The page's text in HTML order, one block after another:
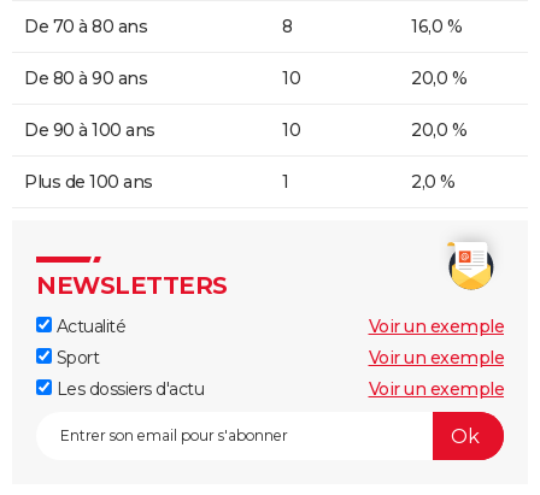
De 70 à 80 ans 8 16,0 %
De 80 à 90 ans 10 20,0 %
De 90 à 100 ans 10 20,0 %
Plus de 100 ans 1 2,0 %
NEWSLETTERS
Actualité
Voir un exemple
Sport
Voir un exemple
Les dossiers d'actu
Voir un exemple